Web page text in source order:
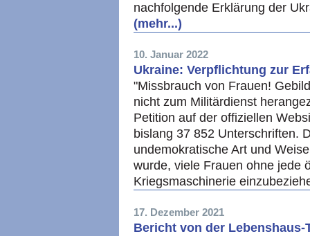
nachfolgende Erklärung der
(mehr...)
10. Januar 2022
Ukraine: Verpflichtung zur
"Missbrauch von Frauen!
nicht zum Militärdienst
Petition auf der offiziellen
bislang 37 852 Unterschriften.
undemokratische Art und
wurde, viele Frauen ohne jede
Kriegsmaschinerie
17. Dezember 2021
Bericht von der